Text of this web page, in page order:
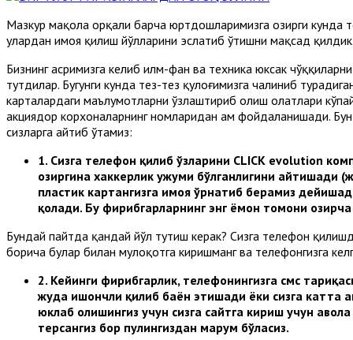
Мазкур мақола орқали барча юртдошларимизга ҳозирги кунда
улардан ҳимоя қилиш йўлларини эслатиб ўтишни мақсад
Бизнинг асримизга келиб илм-фан ва техника юксак
тутдилар. Бугунги кунда тез-тез қулоғимизга чалиниб
карталардаги маълумотларни ўзлаштириб олиш ҳолатлари
акциядор корхоналарнинг номларидан ҳам фойдаланишади.
сизларга айтиб ўтамиз:
1. Сизга телефон қилиб ўзларини CLICK evolution
ҳозиргина хаккерлик ҳужуми бўлганлигини
пластик картангизга ҳимоя ўрнатиб берамиз
қолади. Бу фирибгарларнинг энг ёмон томони
Бундай пайтда қандай йўл тутиш керак? Сизга телефон
борича булар билан мулоқотга киришманг ва телефонгизга
2. Кейинги фирибгарлик, телефонингизга смс
жуда ишончли қилиб баён этишади ёки сизга катта
юклаб олишингиз учун сизга сайтга кириш учун
терсангиз бор пулингиздан маҳрум бўласиз.